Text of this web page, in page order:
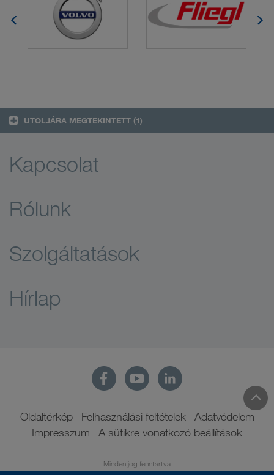
UTOLJÁRA MEGTEKINTETT (1)
Kapcsolat
Rólunk
Szolgáltatások
Hírlap
Oldaltérkép Felhasználási feltételek
Adatvédelem
Impresszum
A sütikre vonatkozó beállítások
Minden jog fenntartva